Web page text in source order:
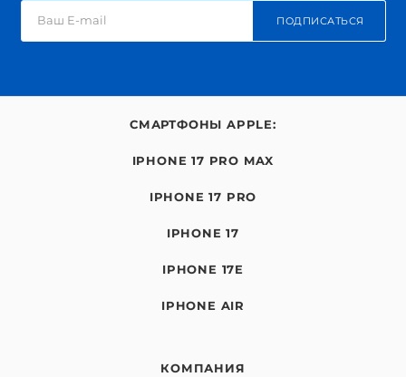
ПОДПИСАТЬСЯ
СМАРТФОНЫ APPLE:
IPHONE 17 PRO MAX
IPHONE 17 PRO
IPHONE 17
IPHONE 17E
IPHONE AIR
КОМПАНИЯ